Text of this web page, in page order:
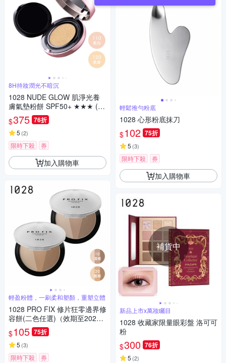
8H持妝潤光不暗沉
1028 NUDE GLOW 肌淨光養
膚氣墊粉餅 SPF50+ ★★★ (二
色任選)
$375 76折
5 (2)
限時下殺 券
加入購物車
輕盈粉體，一刷柔和塑顏，重塑立體
1028 PRO FIX 修片狂零邊界修
容餅(二色任選)（效期至2027-
01）
$105 75折
5 (3)
限時下殺 券
輕鬆推勻粉底
1028 心形粉底抹刀
$102 75折
5 (3)
限時下殺 券
加入購物車
補貨中
新品上市x萬妝矚目
1028 收藏家限量眼彩盤 洛可可
粉
$300 76折
5 (2)